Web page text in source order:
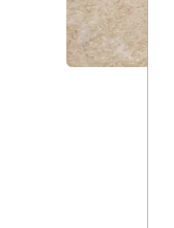
Křemencové
Mramorové dlažby
Starožitné dlažby
Vápencové
Mramorové
Křemenné
Polygonální
Reklamace a
Změna a
Vzorové odeslání
Panoramatická
Zahradní design
Styly bydlení